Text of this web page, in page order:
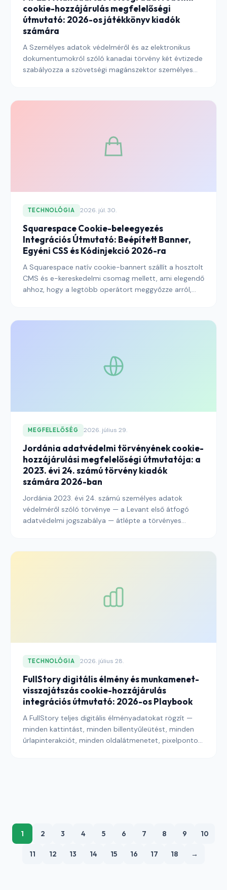
cookie-hozzájárulás megfelelőségi
útmutató: 2026-os játékkönyv kiadók
számára
A Személyes adatok védelméről és az elektronikus
dokumentumokról szóló kanadai törvény két évtizede
szabályozza a szövetségi magánszektor személyes
keretrendszer marad. Ez az útmutató elmagyarázza,
követelményeket az idők során, és hogyan lép
kölcsönhatásba a rendszer Québec 25. törvényével és
a javasolt szövetségi modernizációval.
TECHNOLÓGIA 2026. júl. 30.
Squarespace Cookie-beleegyezés
Integrációs Útmutató: Beépített Banner,
Egyéni CSS és Kódinjekció 2026-ra
A Squarespace natív cookie-bannert szállít a hosztolt
CMS és e-kereskedelmi csomag mellett, ami elegendő
ahhoz, hogy a legtöbb operátort meggyőzze arról,
harmadik féltől származó widgetek és a kódinjekciós
az ePrivacy és az azokhoz igazodó regionális
rendszerek követelményeinek.
MEGFELELŐSÉG 2026. július 29.
Jordánia adatvédelmi törvényének cookie-
hozzájárulási megfelelőségi útmutatója: a
2023. évi 24. számú törvény kiadók
számára 2026-ban
Jordánia 2023. évi 24. számú személyes adatok
védelméről szóló törvénye — a Levant első átfogó
adatvédelmi jogszabálya — átlépte a törvényes
végrehajtásba lépett. Ez az útmutató elmagyarázza,
az auditnapló-vezést és a határokon átnyúló
adattovábbítási közzétételeket 2026-ra összhangba
hozzák a törvénnyel és a kísérő rendeletekkel.
TECHNOLÓGIA 2026. július 28.
FullStory digitális élmény és munkamenet-
visszajátszás cookie-hozzájárulás
integrációs útmutató: 2026-os Playbook
A FullStory teljes digitális élményadatokat rögzít —
minden kattintást, minden billentyűleütést, minden
űrlapinterakciót, minden oldalátmenetet, pixelpontos
amelyek 2026-ban egy FullStory telepítést a digitális
élményelemzési réteg védhető részévé tesznek.
1 2 3 4 5 6 7 8 9 10
11 12 13 14 15 16 17 18 →